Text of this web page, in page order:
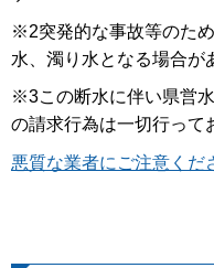
※2突発的な事故等のた
水、濁り水となる場合が
※3この断水に伴い県営
の請求行為は一切行って
悪質な業者にご注意くだ